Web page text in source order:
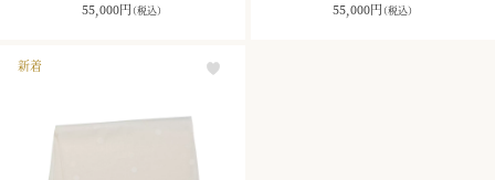
55,000円 （税込） 55,000円 （税込）
新着